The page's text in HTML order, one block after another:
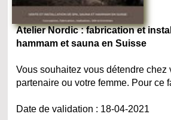
Atelier Nordic : fabrication et
hammam et sauna en Suisse
Vous souhaitez vous détendre chez
partenaire ou votre femme. Pour ce
Date de validation : 18-04-2021